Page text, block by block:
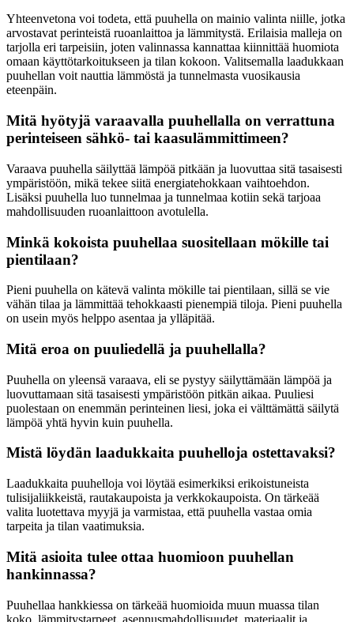
Yhteenvetona voi todeta, että puuhella on mainio valinta niille, jotka
arvostavat perinteistä ruoanlaittoa ja lämmitystä. Erilaisia malleja on
tarjolla eri tarpeisiin, joten valinnassa kannattaa kiinnittää huomiota
omaan käyttötarkoitukseen ja tilan kokoon. Valitsemalla laadukkaan
puuhellan voit nauttia lämmöstä ja tunnelmasta vuosikausia
eteenpäin.
Mitä hyötyjä varaavalla puuhellalla on verrattuna
perinteiseen sähkö- tai kaasulämmittimeen?
Varaava puuhella säilyttää lämpöä pitkään ja luovuttaa sitä tasaisesti
ympäristöön, mikä tekee siitä energiatehokkaan vaihtoehdon.
Lisäksi puuhella luo tunnelmaa ja tunnelmaa kotiin sekä tarjoaa
mahdollisuuden ruoanlaittoon avotulella.
Minkä kokoista puuhellaa suositellaan mökille tai
pientilaan?
Pieni puuhella on kätevä valinta mökille tai pientilaan, sillä se vie
vähän tilaa ja lämmittää tehokkaasti pienempiä tiloja. Pieni puuhella
on usein myös helppo asentaa ja ylläpitää.
Mitä eroa on puuliedellä ja puuhellalla?
Puuhella on yleensä varaava, eli se pystyy säilyttämään lämpöä ja
luovuttamaan sitä tasaisesti ympäristöön pitkän aikaa. Puuliesi
puolestaan on enemmän perinteinen liesi, joka ei välttämättä säilytä
lämpöä yhtä hyvin kuin puuhella.
Mistä löydän laadukkaita puuhelloja ostettavaksi?
Laadukkaita puuhelloja voi löytää esimerkiksi erikoistuneista
tulisijaliikkeistä, rautakaupoista ja verkkokaupoista. On tärkeää
valita luotettava myyjä ja varmistaa, että puuhella vastaa omia
tarpeita ja tilan vaatimuksia.
Mitä asioita tulee ottaa huomioon puuhellan
hankinnassa?
Puuhellaa hankkiessa on tärkeää huomioida muun muassa tilan
koko, lämmitystarpeet, asennusmahdollisuudet, materiaalit ja